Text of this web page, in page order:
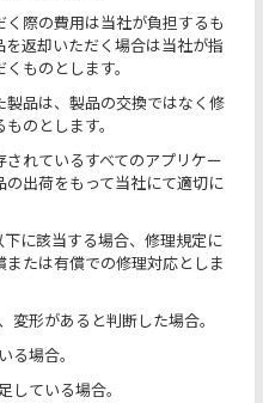
際の費用は当社が負担するも
返却いただく場合は当社が指
ものとします。
品は、製品の交換ではなく修
のとします。
れているすべてのアプリケー
出荷をもって当社にて適切に
に該当する場合、修理規定に
たは有償での修理対応としま
変形があると判断した場合。
る場合。
している場合。